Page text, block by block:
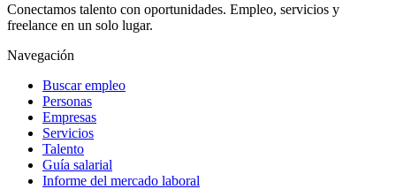
Conectamos talento con oportunidades. Empleo, servicios y
freelance en un solo lugar.
Navegación
Buscar empleo
Personas
Empresas
Servicios
Talento
Guía salarial
Informe del mercado laboral